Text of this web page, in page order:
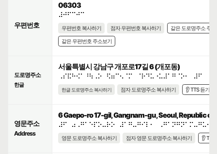
우편번호
06303
⠼⠚⠋⠉⠚⠉
우편번호 복사하기 점자 우편번호 복사하기
같은 도로명주소 주
같은 우편번호 주소보기
도로명주소
한글
서울특별시 강남구 개포로17길 6 (개포동)
⠠⠎⠯⠓⠪⠁⠘⠳⠠⠕⠀⠫⠶⠉⠢⠈⠍⠀⠈⠗⠙⠥⠐⠥⠼⠁⠛⠈⠕⠂⠀⠼⠋
한글 도로명주소 복사하기 점자 도로명주소 복사하기 👂 TTS 듣기
영문주소
Address
6 Gaepo-ro 17-gil, Gangnam-gu, Seoul, Republic of
영문 도로명주소 복사하기 점자 영문 도로명주소 복사하기 👂 TTS